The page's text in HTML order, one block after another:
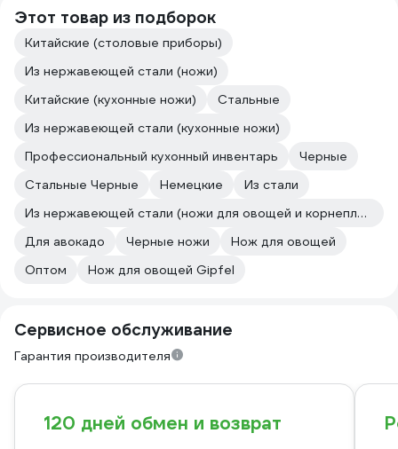
Этот товар из подборок
Китайские (столовые приборы)
Из нержавеющей стали (ножи)
Китайские (кухонные ножи)
Стальные
Из нержавеющей стали (кухонные ножи)
Профессиональный кухонный инвентарь
Черные
Стальные Черные
Немецкие
Из стали
Из нержавеющей стали (ножи для овощей и корнеплодов)
Для авокадо
Черные ножи
Нож для овощей
Оптом
Нож для овощей Gipfel
Сервисное обслуживание
Гарантия производителя
120 дней обмен и возврат